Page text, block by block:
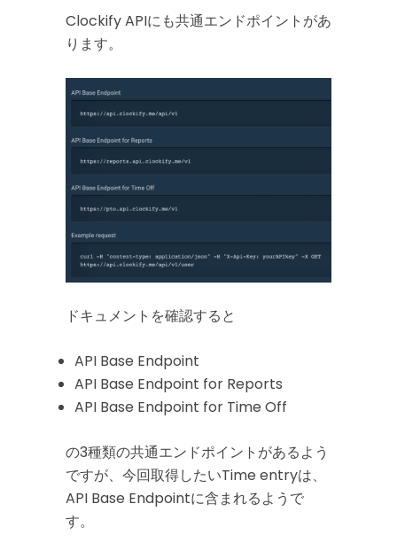
Clockify APIにも共通エンドポイントがあ
ります。
ドキュメントを確認すると
API Base Endpoint
API Base Endpoint for Reports
API Base Endpoint for Time Off
の3種類の共通エンドポイントがあるよう
ですが、今回取得したいTime entryは、
API Base Endpointに含まれるようで
す。